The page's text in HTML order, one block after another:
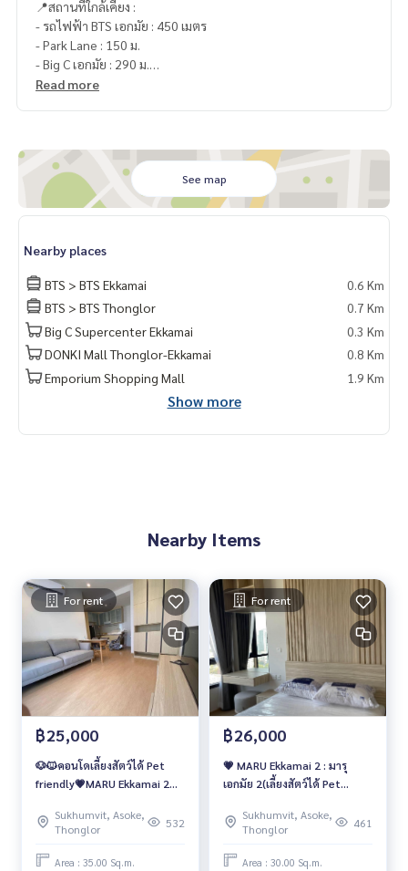
📍สถานที่ใกล้เคียง :
- รถไฟฟ้า BTS เอกมัย : 450 เมตร
- Park Lane : 150 ม.
- Big C เอกมัย : 290 ม.
- Major เอกมัย : 550 ม.
- Tops ทองหล่อ : 1.6 กม.
- Emporium : 2.5 กม.
- EmQuatier : 2.5 กม.
Line : @therealproperty
Wechat : TheRealP
WhatsApp : +66 82 269 6289
Tel092-628-9945Baimint
Call082-269-6289Mo for EN/TH
Read more
See map
Nearby places
BTS > BTS Ekkamai
0.6 Km
BTS > BTS Thonglor
0.7 Km
Big C Supercenter Ekkamai
0.3 Km
DONKI Mall Thonglor-Ekkamai
0.8 Km
Emporium Shopping Mall
1.9 Km
Show more
Nearby Items
For rent
฿25,000
🐶🐱คอนโดเลี้ยงสัตว์ได้ Pet
friendly💗MARU Ekkamai 2💗
Sukhumvit, Asoke,
Thonglor
532
Area : 35.00 Sq.m.
For rent
฿26,000
💗 MARU Ekkamai 2 : มารุ
เอกมัย 2(เลี้ยงสัตว์ได้ Pet
Sukhumvit, Asoke,
Thonglor
461
Area : 30.00 Sq.m.